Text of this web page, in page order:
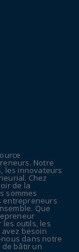
un coup
placés
Notre
les innovateurs
Chez
de la
sommes
entrepreneurs
Que
les outils, les
besoin
dans notre
bâtir un